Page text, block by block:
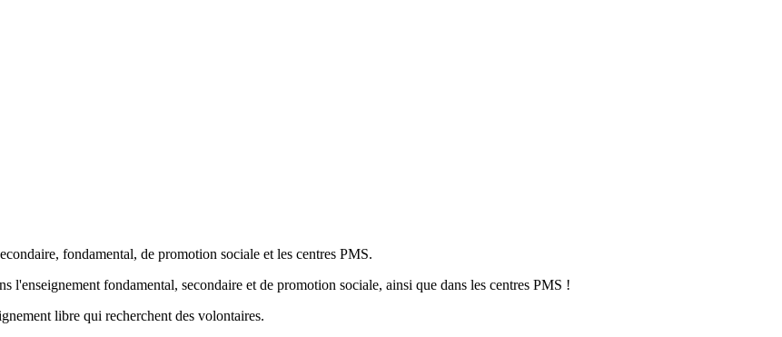
fondamental, de promotion sociale et les centres PMS.
l'enseignement fondamental, secondaire et de promotion sociale, ainsi que dans les centres PMS !
libre qui recherchent des volontaires.